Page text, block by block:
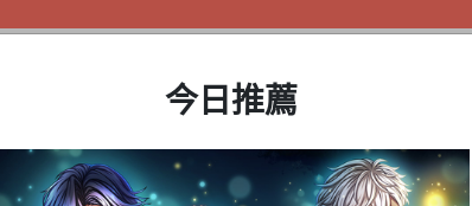
盲盒公仔 動漫周邊 遊戲商品
今日推薦